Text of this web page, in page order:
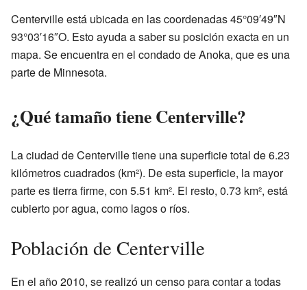
Centerville está ubicada en las coordenadas 45°09′49″N
93°03′16″O. Esto ayuda a saber su posición exacta en un
mapa. Se encuentra en el condado de Anoka, que es una
parte de Minnesota.
¿Qué tamaño tiene Centerville?
La ciudad de Centerville tiene una superficie total de 6.23
kilómetros cuadrados (km²). De esta superficie, la mayor
parte es tierra firme, con 5.51 km². El resto, 0.73 km², está
cubierto por agua, como lagos o ríos.
Población de Centerville
En el año 2010, se realizó un censo para contar a todas